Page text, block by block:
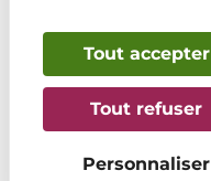
Tout accepter
Tout refuser
Personnaliser